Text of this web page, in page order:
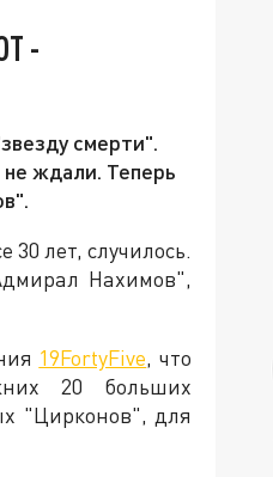
-
смерти".
ждали. Теперь
лет, случилось.
Нахимов",
19FortyFive, что
20 больших
"Цирконов", для